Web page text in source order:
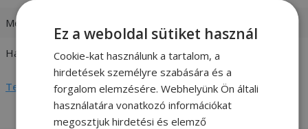
Memória (RAM)
Háttértár 240GB SSD
Teljes adatlap megtekintése
Ez a weboldal sütiket használ
Cookie-kat használunk a tartalom, a
hirdetések személyre szabására és a
forgalom elemzésére. Webhelyünk Ön általi
használatára vonatkozó információkat
megosztjuk hirdetési és elemző